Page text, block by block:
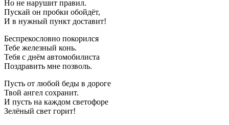
Но не нарушит правил.
Пускай он пробки обойдёт,
И в нужный пункт доставит!
Беспрекословно покорился
Тебе железный конь.
Тебя с днём автомобилиста
Поздравить мне позволь.
Пусть от любой беды в дороге
Твой ангел сохранит.
И пусть на каждом светофоре
Зелёный свет горит!